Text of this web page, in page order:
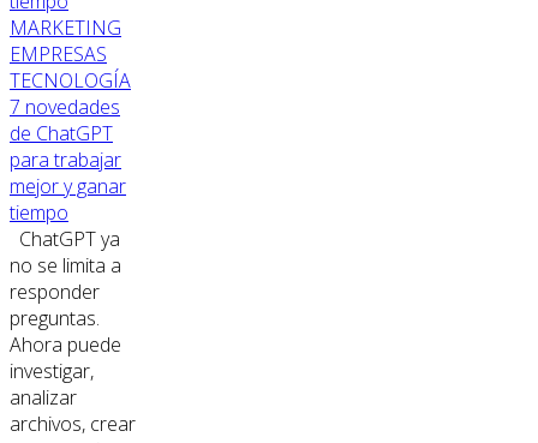
MARKETING
EMPRESAS
TECNOLOGÍA
7 novedades
de ChatGPT
para trabajar
mejor y ganar
tiempo
ChatGPT ya
no se limita a
responder
preguntas.
Ahora puede
investigar,
analizar
archivos, crear